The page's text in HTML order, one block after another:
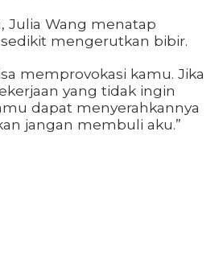
Julia Wang menatap
mengerutkan bibir.
memprovokasi kamu. Jika
yang tidak ingin
dapat menyerahkannya
jangan membuli aku.”